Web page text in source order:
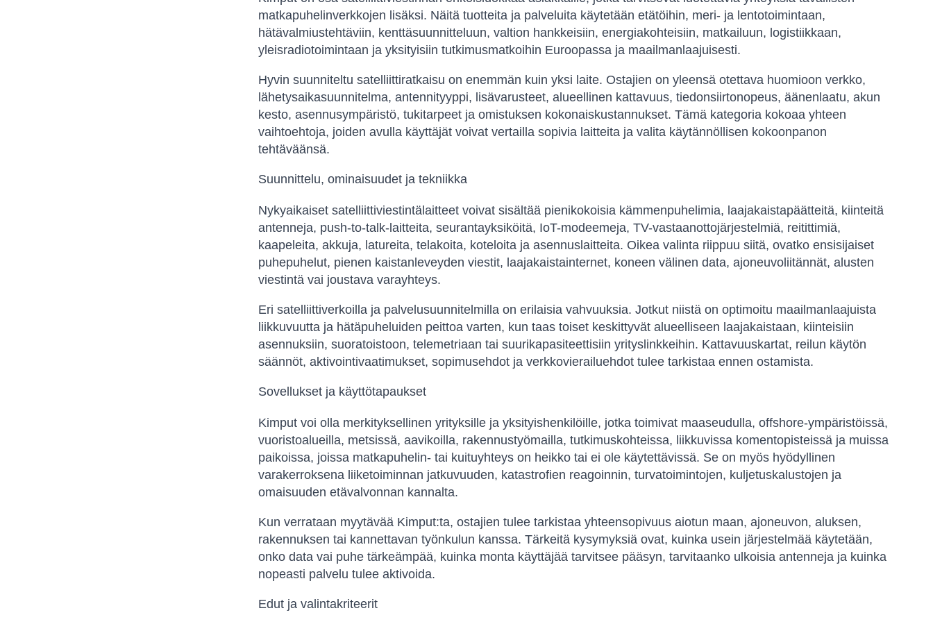
matkapuhelinverkkojen lisäksi. Näitä tuotteita ja palveluita käytetään etätöihin, meri- ja lentotoimintaan,
hätävalmiustehtäviin, kenttäsuunnitteluun, valtion hankkeisiin, energiakohteisiin, matkailuun, logistiikkaan,
yleisradiotoimintaan ja yksityisiin tutkimusmatkoihin Euroopassa ja maailmanlaajuisesti.
Hyvin suunniteltu satelliittiratkaisu on enemmän kuin yksi laite. Ostajien on yleensä otettava huomioon verkko,
lähetysaikasuunnitelma, antennityyppi, lisävarusteet, alueellinen kattavuus, tiedonsiirtonopeus, äänenlaatu, akun
kesto, asennusympäristö, tukitarpeet ja omistuksen kokonaiskustannukset. Tämä kategoria kokoaa yhteen
vaihtoehtoja, joiden avulla käyttäjät voivat vertailla sopivia laitteita ja valita käytännöllisen kokoonpanon
tehtäväänsä.
Suunnittelu, ominaisuudet ja tekniikka
Nykyaikaiset satelliittiviestintälaitteet voivat sisältää pienikokoisia kämmenpuhelimia, laajakaistapäätteitä, kiinteitä
antenneja, push-to-talk-laitteita, seurantayksiköitä, IoT-modeemeja, TV-vastaanottojärjestelmiä, reitittimiä,
kaapeleita, akkuja, latureita, telakoita, koteloita ja asennuslaitteita. Oikea valinta riippuu siitä, ovatko ensisijaiset
puhepuhelut, pienen kaistanleveyden viestit, laajakaistainternet, koneen välinen data, ajoneuvoliitännät, alusten
viestintä vai joustava varayhteys.
Eri satelliittiverkoilla ja palvelusuunnitelmilla on erilaisia ​​vahvuuksia. Jotkut niistä on optimoitu maailmanlaajuista
liikkuvuutta ja hätäpuheluiden peittoa varten, kun taas toiset keskittyvät alueelliseen laajakaistaan, kiinteisiin
asennuksiin, suoratoistoon, telemetriaan tai suurikapasiteettisiin yrityslinkkeihin. Kattavuuskartat, reilun käytön
säännöt, aktivointivaatimukset, sopimusehdot ja verkkovierailuehdot tulee tarkistaa ennen ostamista.
Sovellukset ja käyttötapaukset
Kimput voi olla merkityksellinen yrityksille ja yksityishenkilöille, jotka toimivat maaseudulla, offshore-ympäristöissä,
vuoristoalueilla, metsissä, aavikoilla, rakennustyömailla, tutkimuskohteissa, liikkuvissa komentopisteissä ja muissa
paikoissa, joissa matkapuhelin- tai kuituyhteys on heikko tai ei ole käytettävissä. Se on myös hyödyllinen
varakerroksena liiketoiminnan jatkuvuuden, katastrofien reagoinnin, turvatoimintojen, kuljetuskalustojen ja
omaisuuden etävalvonnan kannalta.
Kun verrataan myytävää Kimput:ta, ostajien tulee tarkistaa yhteensopivuus aiotun maan, ajoneuvon, aluksen,
rakennuksen tai kannettavan työnkulun kanssa. Tärkeitä kysymyksiä ovat, kuinka usein järjestelmää käytetään,
onko data vai puhe tärkeämpää, kuinka monta käyttäjää tarvitsee pääsyn, tarvitaanko ulkoisia antenneja ja kuinka
nopeasti palvelu tulee aktivoida.
Edut ja valintakriteerit